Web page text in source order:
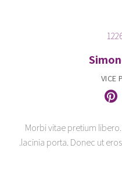
VICE
Morbi vitae pretium
lacinia porta. Donec ut